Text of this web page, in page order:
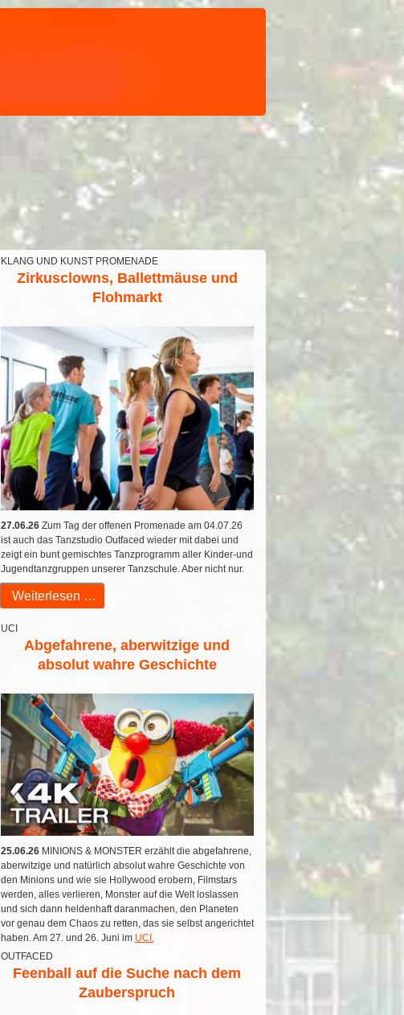
KLANG UND KUNST PROMENADE
Zirkusclowns, Ballettmäuse und
Flohmarkt
27.06.26Zum Tag der offenen Promenade am 04.07.26
ist auch das Tanzstudio Outfaced wieder mit dabei und
zeigt ein bunt gemischtes Tanzprogramm aller Kinder-und
Jugendtanzgruppen unserer Tanzschule. Aber nicht nur.
Weiterlesen …
UCI
Abgefahrene, aberwitzige und
absolut wahre Geschichte
25.06.26MINIONS & MONSTER erzählt die abgefahrene,
aberwitzige und natürlich absolut wahre Geschichte von
den Minions und wie sie Hollywood erobern, Filmstars
werden, alles verlieren, Monster auf die Welt loslassen
und sich dann heldenhaft daranmachen, den Planeten
vor genau dem Chaos zu retten, das sie selbst angerichtet
haben. Am 27. und 26. Juni im UCI.
OUTFACED
Feenball auf die Suche nach dem
Zauberspruch